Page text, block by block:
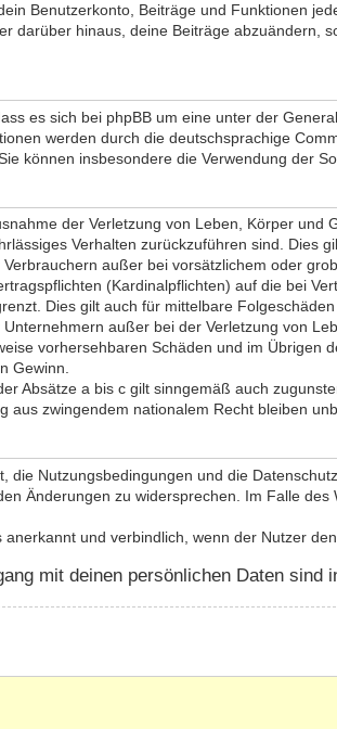
Benutzerkonto, Beiträge und Funktionen
darüber hinaus, deine Beiträge abzuändern,
es sich bei phpBB um eine unter der
werden durch die deutschsprachige
können insbesondere die Verwendung der
der Verletzung von Leben, Körper
Verhalten zurückzuführen sind. Dies
außer bei vorsätzlichem oder
(Kardinalpflichten) auf die bei
Dies gilt auch für mittelbare
außer bei der Verletzung von
vorhersehbaren Schäden und im
Gewinn.
Absätze a bis c gilt sinngemäß auch
aus zwingendem nationalem Recht bleiben
die Nutzungsbedingungen und die
Änderungen zu widersprechen. Im Falle
und verbindlich, wenn der Nutzer
mit deinen persönlichen Daten sind